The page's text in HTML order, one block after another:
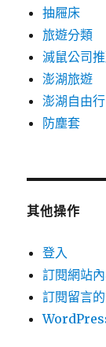
抽屜床
旅遊分類
滅鼠公司
澎湖旅遊
澎湖自由行
防塵套
其他操作
登入
訂閱網站
訂閱留言